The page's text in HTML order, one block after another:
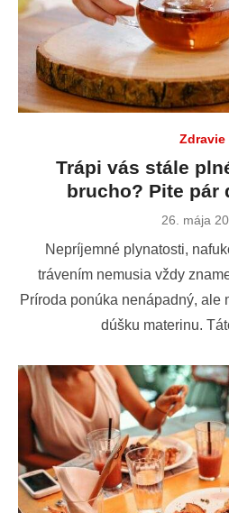
Zdravie
Trápi vás stále
brucho? Pite pár
26. mája
Nepríjemné plynatosti,
trávením nemusia vždy
Príroda ponúka nenápadný, ale
dúšku materinu.